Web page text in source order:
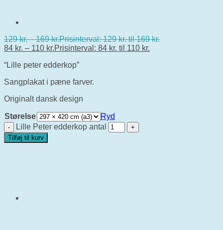
129kr. – 169kr.Prisinterval: 129 kr. til 169 kr.
84 kr. – 110 kr.Prisinterval: 84 kr. til 110 kr.
“Lille peter edderkop”
Sangplakat i pæne farver.
Originalt dansk design
Størelse
Ryd
Lille Peter edderkop antal
Tilføj til kurv